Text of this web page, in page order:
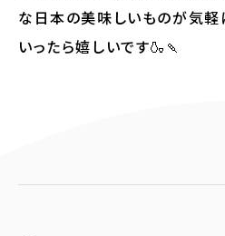
な日本の美味しいものが気軽
いったら嬉しいです🍶🍡